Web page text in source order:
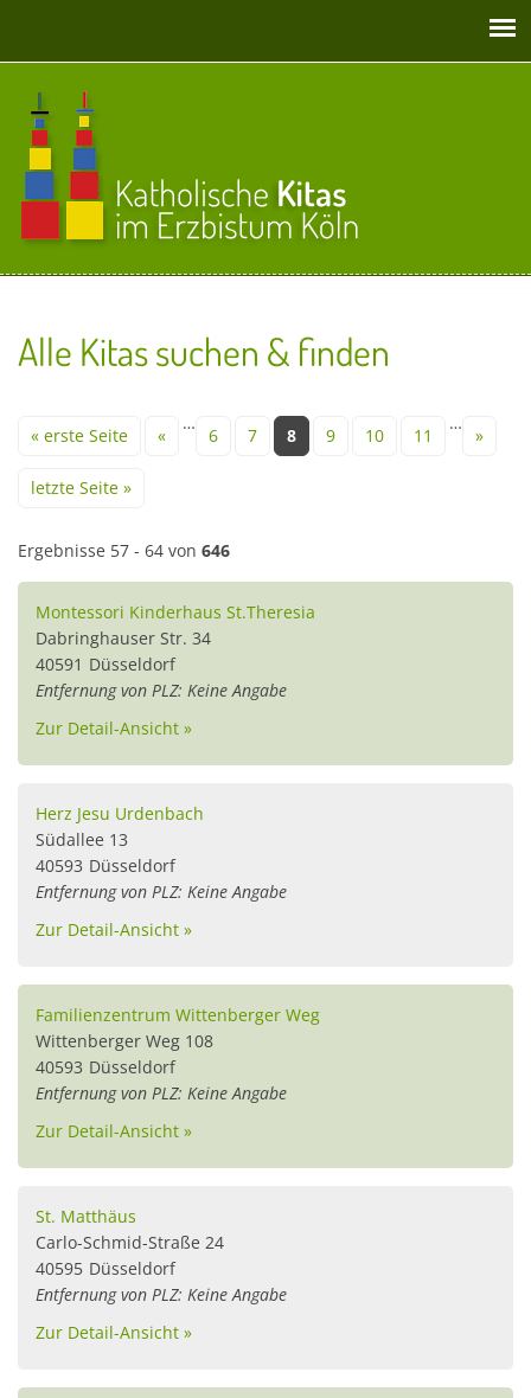
Alle Kitas suchen & finden
Seiten
« erste Seite «
…
6 7 8 9 10 11
…
»
letzte Seite »
Ergebnisse 57 - 64 von 646
Montessori Kinderhaus St.Theresia
Dabringhauser Str. 34
40591 Düsseldorf
Entfernung von PLZ: Keine Angabe
Zur Detail-Ansicht »
Herz Jesu Urdenbach
Südallee 13
40593 Düsseldorf
Entfernung von PLZ: Keine Angabe
Zur Detail-Ansicht »
Familienzentrum Wittenberger Weg
Wittenberger Weg 108
40593 Düsseldorf
Entfernung von PLZ: Keine Angabe
Zur Detail-Ansicht »
St. Matthäus
Carlo-Schmid-Straße 24
40595 Düsseldorf
Entfernung von PLZ: Keine Angabe
Zur Detail-Ansicht »